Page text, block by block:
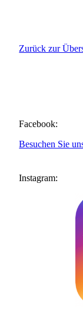
Zurück zur
Facebook:
Besuchen Sie
Instagram: